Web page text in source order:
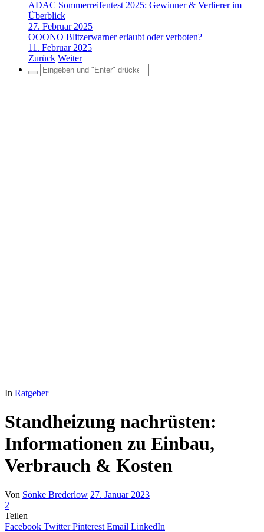
ADAC Sommerreifentest 2025: Gewinner & Verlierer im
Überblick
27. Februar 2025
OOONO Blitzerwarner erlaubt oder verboten?
11. Februar 2025
Zurück Weiter
Search
for:
In Ratgeber
Standheizung nachrüsten:
Informationen zu Einbau,
Verbrauch & Kosten
Von Sönke Brederlow 27. Januar 2023
2
Teilen
Facebook Twitter Pinterest Email LinkedIn